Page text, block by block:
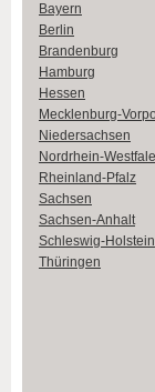
Bayern
Berlin
Brandenburg
Hamburg
Hessen
Mecklenburg-
Niedersachsen
Nordrhein-
Rheinland-Pfalz
Sachsen
Sachsen-Anhalt
Schleswig-Holstein
Thüringen